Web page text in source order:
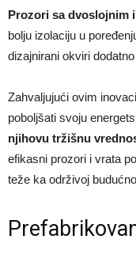
Prozori sa dvoslojnim
bolju izolaciju u
dizajnirani okviri
Zahvaljujući ovim
poboljšati svoju
njihovu tržišnu
efikasni prozori i vrata
teže ka održivoj